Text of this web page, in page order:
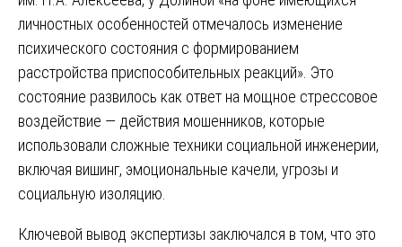
личностных особенностей отмечалось изменение
психического состояния с формированием
расстройства приспособительных реакций». Это
состояние развилось как ответ на мощное стрессовое
воздействие — действия мошенников, которые
использовали сложные техники социальной инженерии,
включая вишинг, эмоциональные качели, угрозы и
социальную изоляцию.
Ключевой вывод экспертизы заключался в том, что это